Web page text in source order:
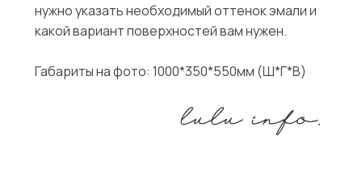
нужно указать необходимый оттенок эмали и
какой вариант поверхностей вам нужен.
Габариты на фото: 1000*350*550мм (Ш*Г*В)